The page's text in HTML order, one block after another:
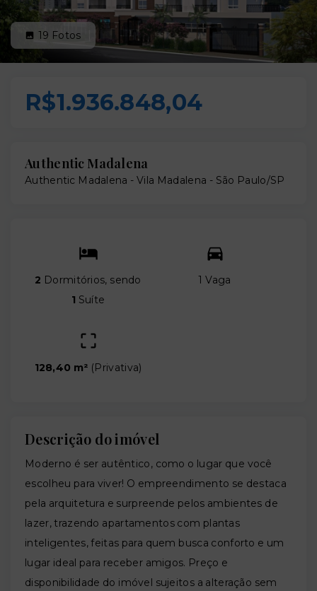
19 Fotos
R$1.936.848,04
Authentic Madalena
Authentic Madalena -Vila Madalena - São Paulo/SP
2 Dormitórios, sendo
1 Suíte
1 Vaga
128,40 m² (Privativa)
Descrição do imóvel
Moderno é ser autêntico, como o lugar que você
escolheu para viver! O empreendimento se destaca
pela arquitetura e surpreende pelos ambientes de
lazer, trazendo apartamentos com plantas
inteligentes, feitas para quem busca conforto e um
lugar ideal para receber amigos. Preço e
disponibilidade do imóvel sujeitos a alteração sem